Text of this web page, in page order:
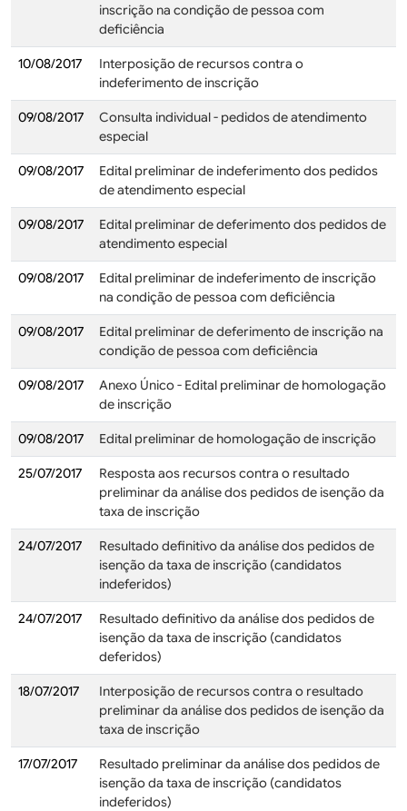
inscrição na condição de pessoa com
deficiência
10/08/2017
Interposição de recursos contra o
indeferimento de inscrição
09/08/2017
Consulta individual - pedidos de atendimento
especial
09/08/2017
Edital preliminar de indeferimento dos pedidos
de atendimento especial
09/08/2017
Edital preliminar de deferimento dos pedidos de
atendimento especial
09/08/2017
Edital preliminar de indeferimento de inscrição
na condição de pessoa com deficiência
09/08/2017
Edital preliminar de deferimento de inscrição na
condição de pessoa com deficiência
09/08/2017
Anexo Único - Edital preliminar de homologação
de inscrição
09/08/2017 Edital preliminar de homologação de inscrição
25/07/2017
Resposta aos recursos contra o resultado
preliminar da análise dos pedidos de isenção da
taxa de inscrição
24/07/2017
Resultado definitivo da análise dos pedidos de
isenção da taxa de inscrição (candidatos
indeferidos)
24/07/2017
Resultado definitivo da análise dos pedidos de
isenção da taxa de inscrição (candidatos
deferidos)
18/07/2017
Interposição de recursos contra o resultado
preliminar da análise dos pedidos de isenção da
taxa de inscrição
17/07/2017
Resultado preliminar da análise dos pedidos de
isenção da taxa de inscrição (candidatos
indeferidos)